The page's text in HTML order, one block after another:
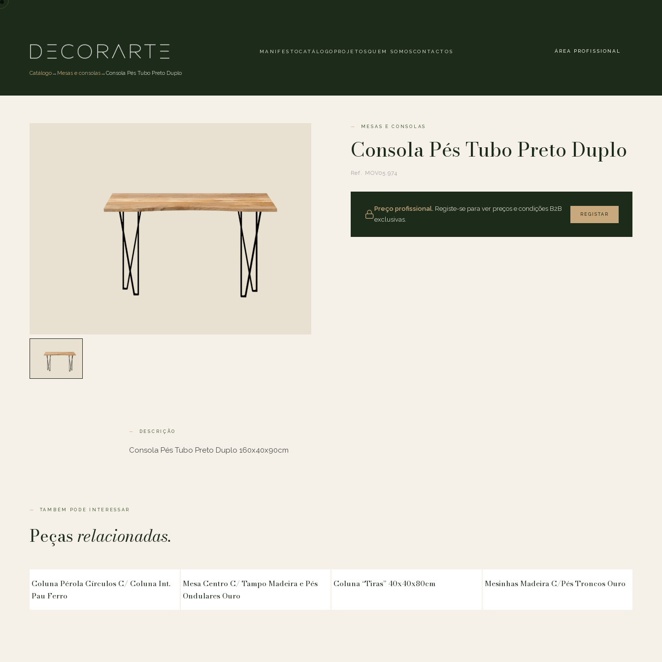
MANIFESTOCATÁLOGO PROJETOS QUEM SOMOS CONTACTOS ÁREA PROFISSIONAL
Catálogo→ Mesas e consolas→Consola Pés Tubo Preto Duplo
MESAS E CONSOLAS
Consola Pés Tubo Preto Duplo
Ref. MOV05.974
Preço profissional. Registe-se para ver preços e condições B2B
exclusivas.
REGISTAR
DESCRIÇÃO
Consola Pés Tubo Preto Duplo 160x40x90cm
TAMBÉM PODE INTERESSAR
Peçasrelacionadas.
Coluna Pérola Círculos C/ Coluna Int.
Pau Ferro
Mesa Centro C/ Tampo Madeira e Pés
Ondulares Ouro
Coluna “Tiras” 40x40x80cm Mesinhas Madeira C/Pés Troncos Ouro